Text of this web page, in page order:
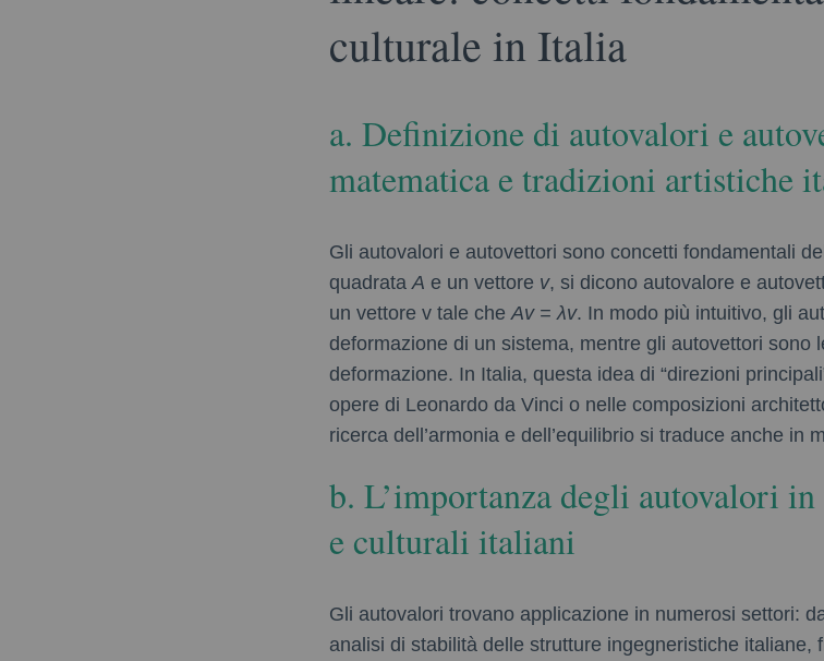
culturale in Italia
a. Definizione di autovalori e
matematica e tradizioni artistiche
Gli autovalori e autovettori sono concetti fondamentali
quadrata A e un vettore v, si dicono autovalore e
un vettore v tale che Av = λv. In modo più intuitivo, gli
deformazione di un sistema, mentre gli autovettori sono
deformazione. In Italia, questa idea di “direzioni
opere di Leonardo da Vinci o nelle composizioni
ricerca dell’armonia e dell’equilibrio si traduce anche in
b. L’importanza degli autovalori
e culturali italiani
Gli autovalori trovano applicazione in numerosi settori:
analisi di stabilità delle strutture ingegneristiche italiane,